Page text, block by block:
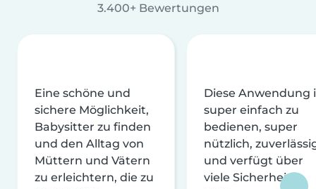
3.400+ Bewertungen
Eine schöne und
sichere Möglichkeit,
Babysitter zu finden
und den Alltag von
Müttern und Vätern
zu erleichtern, die zu
Diese Anwendung
super einfach zu
bedienen, super
nützlich,
und verfügt über
viele Sicherheits-